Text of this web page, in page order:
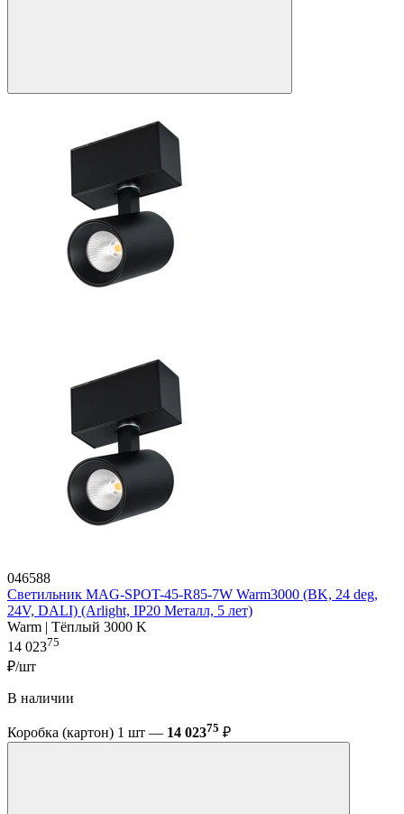
046588
Светильник MAG-SPOT-45-R85-7W Warm3000 (BK, 24 deg,
24V, DALI) (Arlight, IP20 Металл, 5 лет)
Warm | Тёплый 3000 K
14 02375
₽/шт
В наличии
Коробка (картон) 1 шт — 14 02375 ₽